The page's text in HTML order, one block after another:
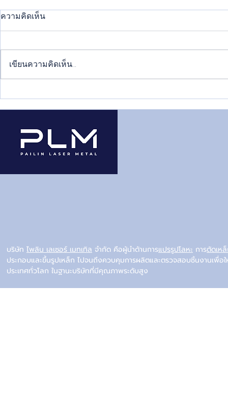
วิธีพ่นสีพาวเดอร์โค้ทที่ถูกต้อง
ทำให้สีติดทนยาวนาน
แนวเชื่อมเ
อะไรบ้าง แ
ความคิดเห็น
เขียนความคิดเห็น…
บริษัท ไพลิน เลเซอร์ เมทเทิล จำกัด คือผู้นำด้านการแปรรูปโลหะ การตัดเห
ประกอบและขึ้นรูปเหล็ก ไปจนถึงควบคุมการผลิตและตรวจสอบชิ้นงานเพื่
ประเทศทั่วโลก ในฐานะบริษัทที่มีคุณภาพระดับสูง